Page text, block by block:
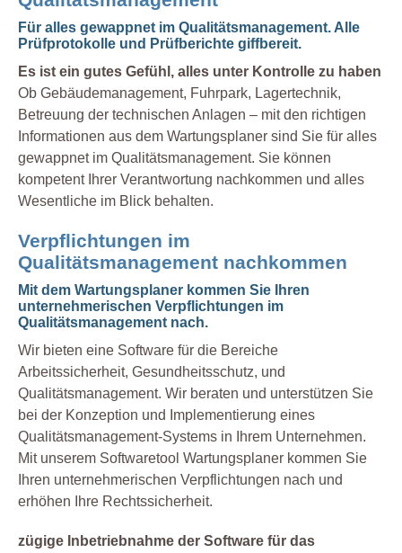
Für alles gewappnet im Qualitätsmanagement. Alle
Prüfprotokolle und Prüfberichte giffbereit.
Es ist ein gutes Gefühl, alles unter Kontrolle zu haben
Ob Gebäudemanagement, Fuhrpark, Lagertechnik,
Betreuung der technischen Anlagen – mit den richtigen
Informationen aus dem Wartungsplaner sind Sie für alles
gewappnet im Qualitätsmanagement. Sie können
kompetent Ihrer Verantwortung nachkommen und alles
Wesentliche im Blick behalten.
Verpflichtungen im
Qualitätsmanagement nachkommen
Mit dem Wartungsplaner kommen Sie Ihren
unternehmerischen Verpflichtungen im
Qualitätsmanagement nach.
Wir bieten eine Software für die Bereiche
Arbeitssicherheit, Gesundheitsschutz, und
Qualitätsmanagement. Wir beraten und unterstützen Sie
bei der Konzeption und Implementierung eines
Qualitätsmanagement-Systems in Ihrem Unternehmen.
Mit unserem Softwaretool Wartungsplaner kommen Sie
Ihren unternehmerischen Verpflichtungen nach und
erhöhen Ihre Rechtssicherheit.
zügige Inbetriebnahme der Software für das